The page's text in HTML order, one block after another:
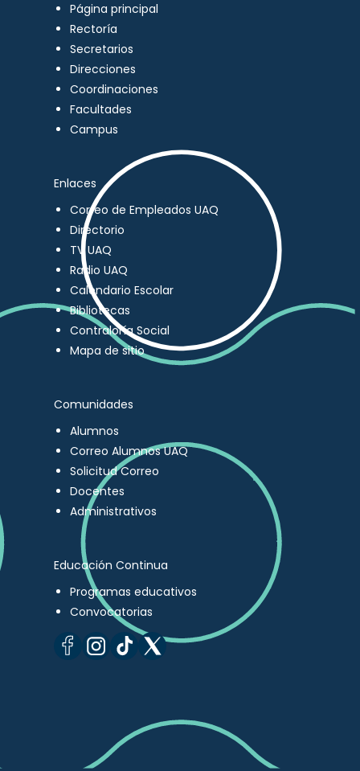
Página principal
Rectoría
Secretarios
Direcciones
Coordinaciones
Facultades
Campus
Enlaces
Correo de Empleados UAQ
Directorio
TV UAQ
Radio UAQ
Calendario Escolar
Bibliotecas
Contraloría Social
Mapa de sitio
Comunidades
Alumnos
Correo Alumnos UAQ
Solicitud Correo
Docentes
Administrativos
Educación Continua
Programas educativos
Convocatorias